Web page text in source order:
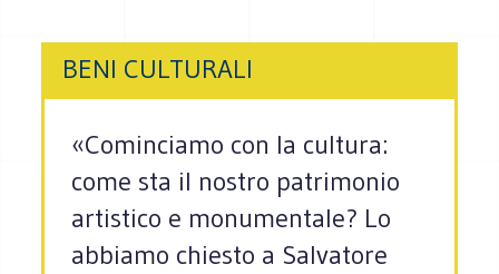
BENI CULTURALI
«Cominciamo con la cultura:
come sta il nostro patrimonio
artistico e monumentale? Lo
abbiamo chiesto a Salvatore